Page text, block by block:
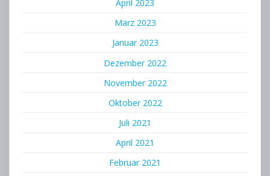
April 2023
März 2023
Januar 2023
Dezember 2022
November 2022
Oktober 2022
Juli 2021
April 2021
Februar 2021